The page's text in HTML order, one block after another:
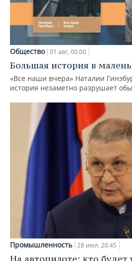
Общество 01 авг, 00:00
Большая история в
«Все наши вчера» Наталии
история незаметно разрушает
Промышленность 28 июл, 20:45
На автопилоте: кто будет